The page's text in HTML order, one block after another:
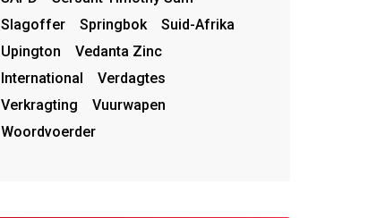
Slagoffer
Springbok
Suid-Afrika
Upington
Vedanta Zinc
International
Verdagtes
Verkragting
Vuurwapen
Woordvoerder